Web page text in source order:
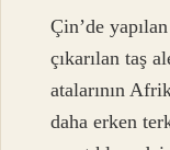
Çin’de
çıkarılan taş
atalarının
daha erken